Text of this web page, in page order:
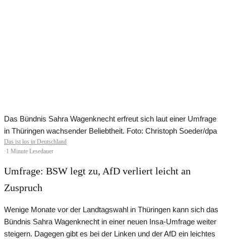
Das Bündnis Sahra Wagenknecht erfreut sich laut einer Umfrage
in Thüringen wachsender Beliebtheit. Foto: Christoph Soeder/dpa
Das ist los in Deutschland
·1 Minute Lesedauer
Umfrage: BSW legt zu, AfD verliert leicht an
Zuspruch
Wenige Monate vor der Landtagswahl in Thüringen kann sich das
Bündnis Sahra Wagenknecht in einer neuen Insa-Umfrage weiter
steigern. Dagegen gibt es bei der Linken und der AfD ein leichtes